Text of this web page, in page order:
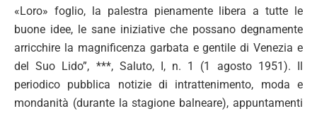
«Loro» foglio, la palestra pienamente libera a tutte le
buone idee, le sane iniziative che possano degnamente
arricchire la magnificenza garbata e gentile di Venezia e
del Suo Lido”, ***, Saluto, I, n. 1 (1 agosto 1951). Il
periodico pubblica notizie di intrattenimento, moda e
mondanità (durante la stagione balneare), appuntamenti